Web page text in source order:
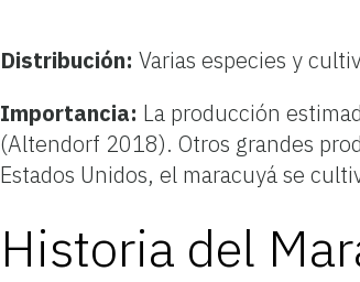
Distribución: Varias especies y
Importancia: La producción
(Altendorf 2018). Otros grandes
Estados Unidos, el maracuyá se
Historia del